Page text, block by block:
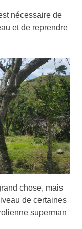
nécessaire de
et de reprendre
chose, mais
de certaines
superman